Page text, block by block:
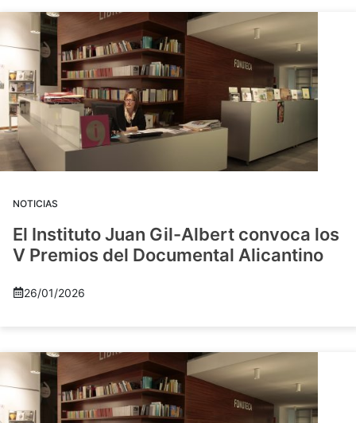
NOTICIAS
El Instituto Juan Gil-Albert convoca los
V Premios del Documental Alicantino
26/01/2026